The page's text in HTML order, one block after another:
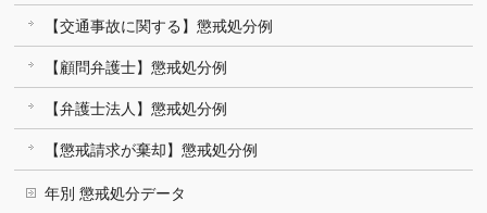
【交通事故に関する】懲戒処分例
【顧問弁護士】懲戒処分例
【弁護士法人】懲戒処分例
【懲戒請求が棄却】懲戒処分例
年別 懲戒処分データ